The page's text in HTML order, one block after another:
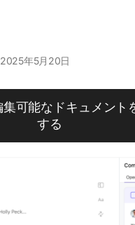
2025年5月20日
可能なドキュメント
する